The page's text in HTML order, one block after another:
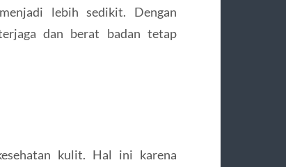
lebih sedikit. Dengan
dan berat badan tetap
kulit. Hal ini karena